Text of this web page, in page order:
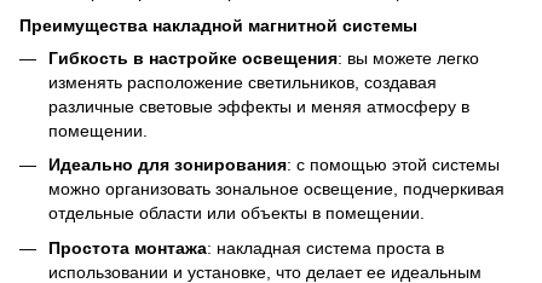
Преимущества накладной магнитной системы
Гибкость в настройке освещения: вы можете легко
изменять расположение светильников, создавая
различные световые эффекты и меняя атмосферу в
помещении.
Идеально для зонирования: с помощью этой системы
можно организовать зональное освещение, подчеркивая
отдельные области или объекты в помещении.
Простота монтажа: накладная система проста в
использовании и установке, что делает ее идеальным